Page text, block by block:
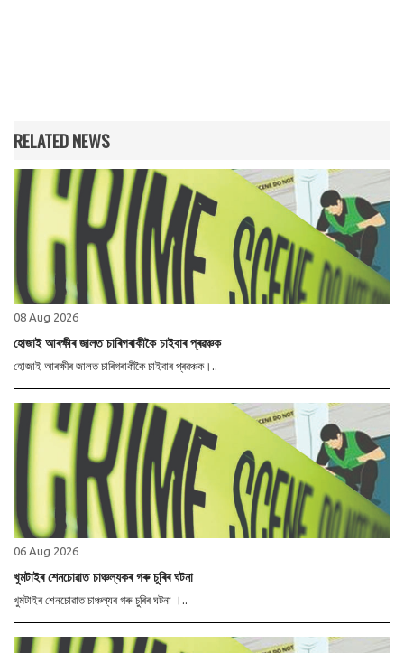
RELATED NEWS
08 Aug 2026
হোজাই আৰক্ষীৰ জালত চাৰিগৰাকীকৈ চাইবাৰ প্ৰৱঞ্চক
হোজাই আৰক্ষীৰ জালত চাৰিগৰাকীকৈ চাইবাৰ প্ৰৱঞ্চক।..
06 Aug 2026
খুমটাইৰ শেনচোৱাত চাঞ্চল্যকৰ গৰু চুৰিৰ ঘটনা
খুমটাইৰ শেনচোৱাত চাঞ্চল্যৰ গৰু চুৰিৰ ঘটনা ।..